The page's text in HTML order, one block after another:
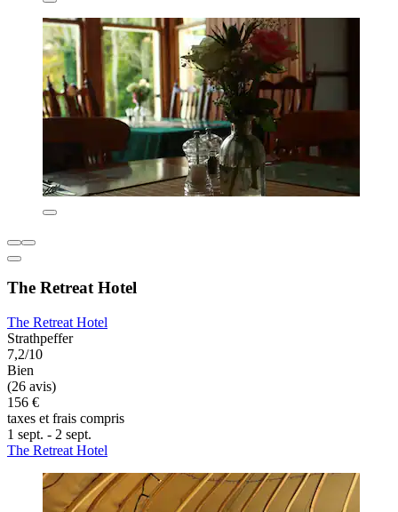
The Retreat Hotel
The Retreat Hotel
Strathpeffer
7,2/10
Bien
(26 avis)
156 €
taxes et frais compris
1 sept. - 2 sept.
The Retreat Hotel